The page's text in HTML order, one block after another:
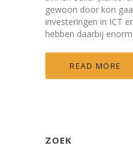
gewoon door kon
investeringen in ICT
hebben daarbij
READ MORE
ZOEK